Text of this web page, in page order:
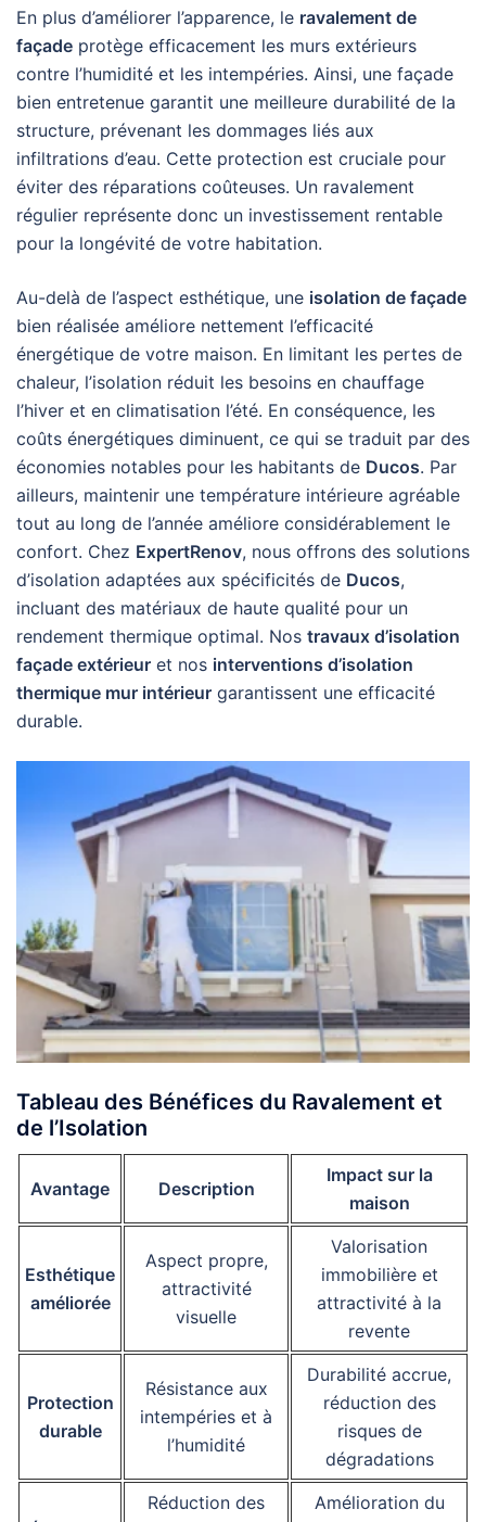
En plus d’améliorer l’apparence, le ravalement de
façade protège efficacement les murs extérieurs
contre l’humidité et les intempéries. Ainsi, une façade
bien entretenue garantit une meilleure durabilité de la
structure, prévenant les dommages liés aux
infiltrations d’eau. Cette protection est cruciale pour
éviter des réparations coûteuses. Un ravalement
régulier représente donc un investissement rentable
pour la longévité de votre habitation.
Au-delà de l’aspect esthétique, une isolation de façade
bien réalisée améliore nettement l’efficacité
énergétique de votre maison. En limitant les pertes de
chaleur, l’isolation réduit les besoins en chauffage
l’hiver et en climatisation l’été. En conséquence, les
coûts énergétiques diminuent, ce qui se traduit par des
économies notables pour les habitants de Ducos. Par
ailleurs, maintenir une température intérieure agréable
tout au long de l’année améliore considérablement le
confort. Chez ExpertRenov, nous offrons des solutions
d’isolation adaptées aux spécificités de Ducos,
incluant des matériaux de haute qualité pour un
rendement thermique optimal. Nos travaux d’isolation
façade extérieur et nos interventions d’isolation
thermique mur intérieur garantissent une efficacité
durable.
Tableau des Bénéfices du Ravalement et
de l’Isolation
Avantage Description
Impact sur la
maison
Esthétique
améliorée
Aspect propre,
attractivité
visuelle
Valorisation
immobilière et
attractivité à la
revente
Protection
durable
Résistance aux
intempéries et à
l’humidité
Durabilité accrue,
réduction des
risques de
dégradations
Réduction des
Amélioration du